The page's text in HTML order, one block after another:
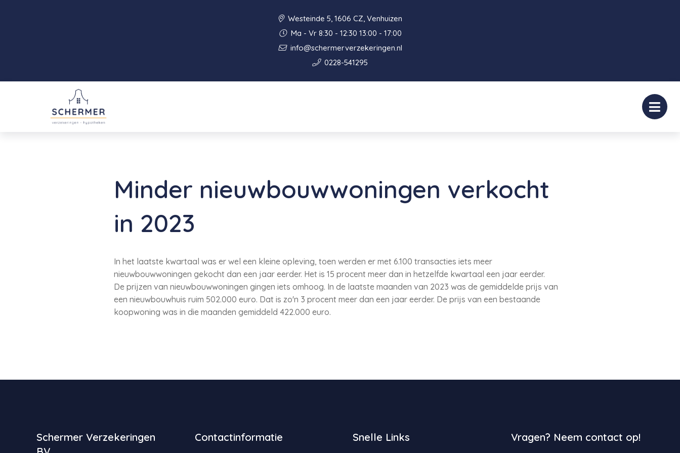
Westeinde 5, 1606 CZ, Venhuizen
Ma - Vr 8:30 - 12:30 13:00 - 17:00
info@schermerverzekeringen.nl
0228-541295
Minder nieuwbouwwoningen verkocht
in 2023
In het laatste kwartaal was er wel een kleine opleving, toen werden er met 6.100 transacties iets meer
nieuwbouwwoningen gekocht dan een jaar eerder. Het is 15 procent meer dan in hetzelfde kwartaal een jaar eerder.
De prijzen van nieuwbouwwoningen gingen iets omhoog. In de laatste maanden van 2023 was de gemiddelde prijs van
een nieuwbouwhuis ruim 502.000 euro. Dat is zo'n 3 procent meer dan een jaar eerder. De prijs van een bestaande
koopwoning was in die maanden gemiddeld 422.000 euro.
Schermer Verzekeringen
Contactinformatie Snelle Links Vragen? Neem contact op!